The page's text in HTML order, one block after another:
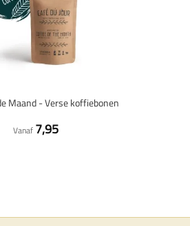
Maand - Verse koffiebonen
Vanaf 7,95